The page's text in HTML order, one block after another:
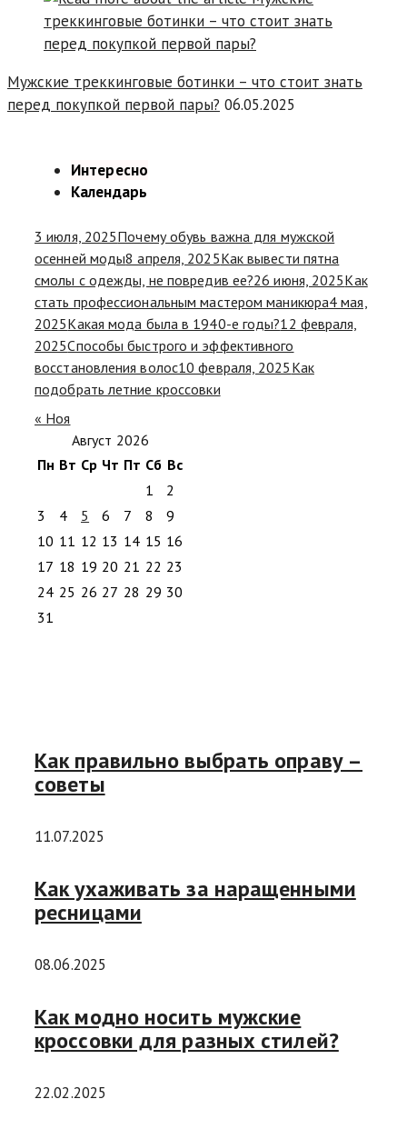
Мужские треккинговые ботинки – что стоит знать
перед покупкой первой пары? 06.05.2025
Интересно
Календарь
3 июля, 2025Почему обувь важна для мужской
осенней моды8 апреля, 2025Как вывести пятна
смолы с одежды, не повредив ее?26 июня, 2025Как
стать профессиональным мастером маникюра4 мая,
2025Какая мода была в 1940-е годы?12 февраля,
2025Способы быстрого и эффективного
восстановления волос10 февраля, 2025 Как
подобрать летние кроссовки
« Ноя
Август 2026
Пн Вт Ср Чт Пт Сб Вс
1
2
3
4 5 6 7 8
9
10 11 12 13 14 15 16
17 18 19 20 21 22 23
24 25 26 27 28 29 30
31
Как правильно выбрать оправу –
советы
11.07.2025
Как ухаживать за наращенными
ресницами
08.06.2025
Как модно носить мужские
кроссовки для разных стилей?
22.02.2025